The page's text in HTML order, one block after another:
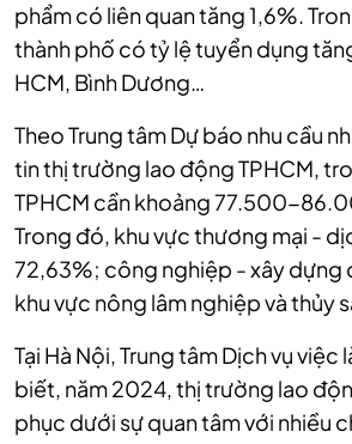
phẩm có liên quan tăng 1,6%.
thành phố có tỷ lệ tuyển dụng
HCM, Bình Dương…
Theo Trung tâm Dự báo nhu cầu
tin thị trường lao động TPHCM,
TPHCM cần khoảng 77.500-
Trong đó, khu vực thương mại -
72,63%; công nghiệp - xây dựng
khu vực nông lâm nghiệp và thủy
Tại Hà Nội, Trung tâm Dịch vụ việc
biết, năm 2024, thị trường lao
phục dưới sự quan tâm với nhiều